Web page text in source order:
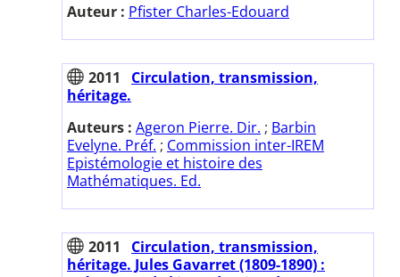
Auteur : Pfister Charles-Edouard
2011
Circulation, transmission,
héritage.
Auteurs : Ageron Pierre. Dir. ; Barbin
Evelyne. Préf. ; Commission inter-IREM
Epistémologie et histoire des
Mathématiques. Ed.
2011
Circulation, transmission,
héritage. Jules Gavarret (1809-1890) :